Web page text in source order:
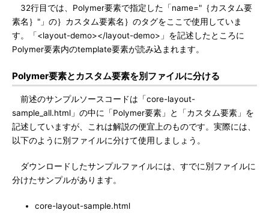
32行目では、Polymer要素で指定した「name="｛カスタム要
素名｝"」の｝カスタム要素名｝のタグをここで使用していま
す。「<layout-demo></layout-demo>」を記述したところに
Polymer要素内のtemplate要素が読み込まれます。
Polymer要素とカスタム要素を別ファイルに分ける
前述のサンプルソースコードは「core-layout-
sample_all.html」の中に「Polymer要素」と「カスタム要素」を
記述していますが、これは解説の便宜上のものです。実際には、
以下のように別ファイルに分けて使用しましょう。
ダウンロードしたサンプルファイルには、すでに別ファイルに
分けたサンプルがあります。
core-layout-sample.html